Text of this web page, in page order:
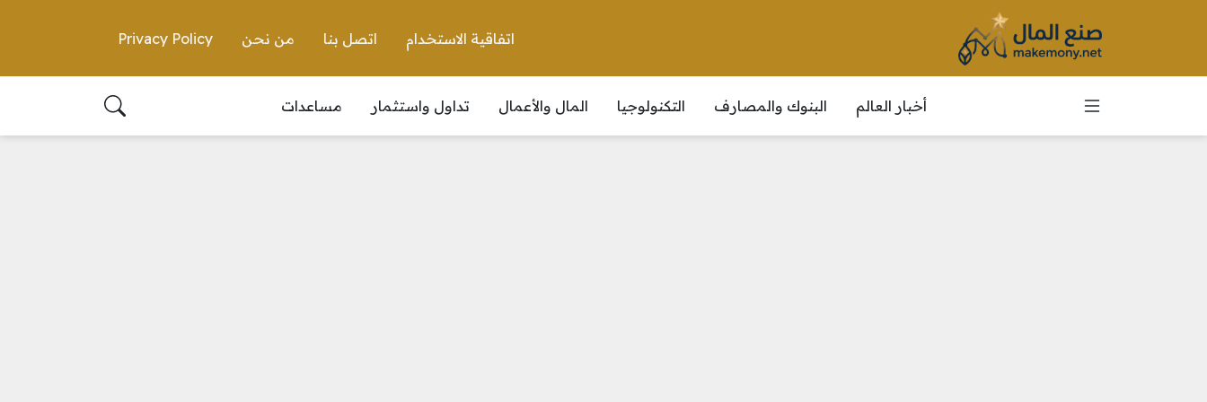
اتفاقية الاستخدام اتصل بنا من نحن Privacy Policy
أخبار العالم البنوك والمصارف التكنولوجيا المال والأعمال تداول واستثمار مساعدات